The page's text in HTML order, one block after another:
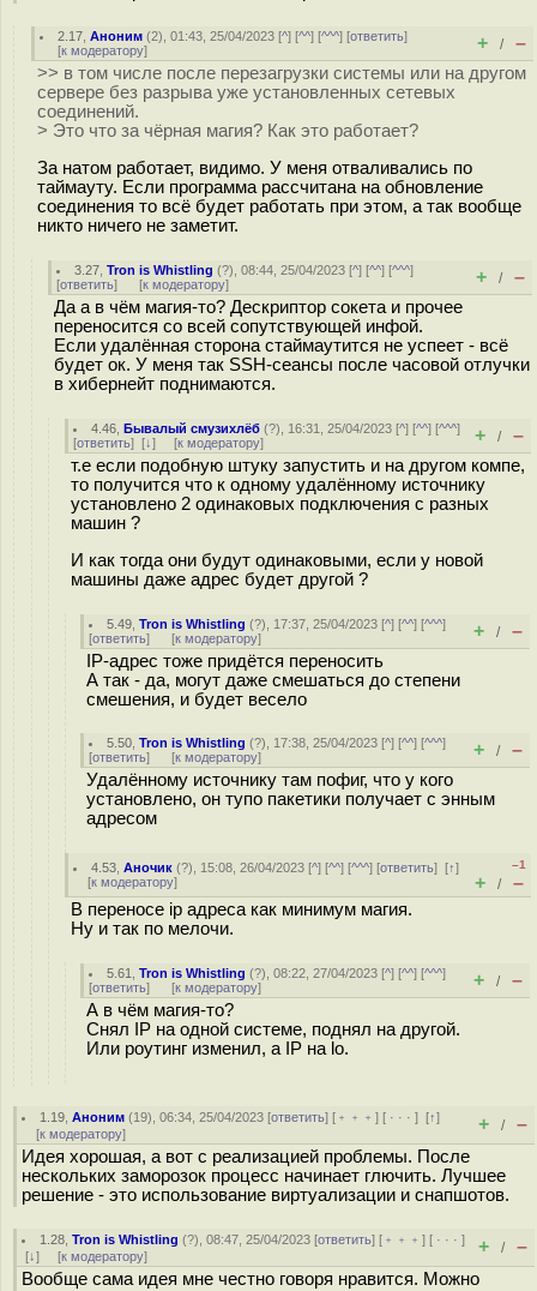
2.17 ,Аноним (2), 01:43, 25/04/2023 [^] [^^] [^^^] [ответить]
[к модератору] + / –
>> в том числе после перезагрузки системы или на другом
сервере без разрыва уже установленных сетевых
соединений.
> Это что за чёрная магия? Как это работает?
За натом работает, видимо. У меня отваливались по
таймауту. Если программа рассчитана на обновление
соединения то всё будет работать при этом, а так вообще
никто ничего не заметит.
3.27 ,Tron is Whistling (?), 08:44, 25/04/2023 [^] [^^] [^^^]
[ответить] [к модератору] + / –
Да а в чём магия-то? Дескриптор сокета и прочее
переносится со всей сопутствующей инфой.
Если удалённая сторона стаймаутится не успеет - всё
будет ок. У меня так SSH-сеансы после часовой отлучки
в хибернейт поднимаются.
4.46 ,Бывалый смузихлёб (?), 16:31, 25/04/2023 [^] [^^] [^^^]
[ответить] [↓] [к модератору] + / –
т.е если подобную штуку запустить и на другом компе,
то получится что к одному удалённому источнику
установлено 2 одинаковых подключения с разных
машин ?
И как тогда они будут одинаковыми, если у новой
машины даже адрес будет другой ?
5.49 ,Tron is Whistling (?), 17:37, 25/04/2023 [^] [^^] [^^^]
[ответить] [к модератору] + / –
IP-адрес тоже придётся переносить
А так - да, могут даже смешаться до степени
смешения, и будет весело
5.50 ,Tron is Whistling (?), 17:38, 25/04/2023 [^] [^^] [^^^]
[ответить] [к модератору] + / –
Удалённому источнику там пофиг, что у кого
установлено, он тупо пакетики получает с энным
адресом
4.53 ,Аночик (?), 15:08, 26/04/2023 [^] [^^] [^^^] [ответить][↑]
[к модератору]
–1
+ / –
В переносе ip адреса как минимум магия.
Ну и так по мелочи.
5.61 ,Tron is Whistling (?), 08:22, 27/04/2023 [^] [^^] [^^^]
[ответить] [к модератору] + / –
А в чём магия-то?
Снял IP на одной системе, поднял на другой.
Или роутинг изменил, а IP на lo.
1.19 ,Аноним (19), 06:34, 25/04/2023 [ответить] [ ﹢﹢﹢] [ · · ·][↑]
[к модератору] + / –
Идея хорошая, а вот с реализацией проблемы. После
нескольких заморозок процесс начинает глючить. Лучшее
решение - это использование виртуализации и снапшотов.
1.28 ,Tron is Whistling (?), 08:47, 25/04/2023 [ответить] [ ﹢﹢﹢] [ · · ·]
[↓] [к модератору] + / –
Вообще сама идея мне честно говоря нравится. Можно